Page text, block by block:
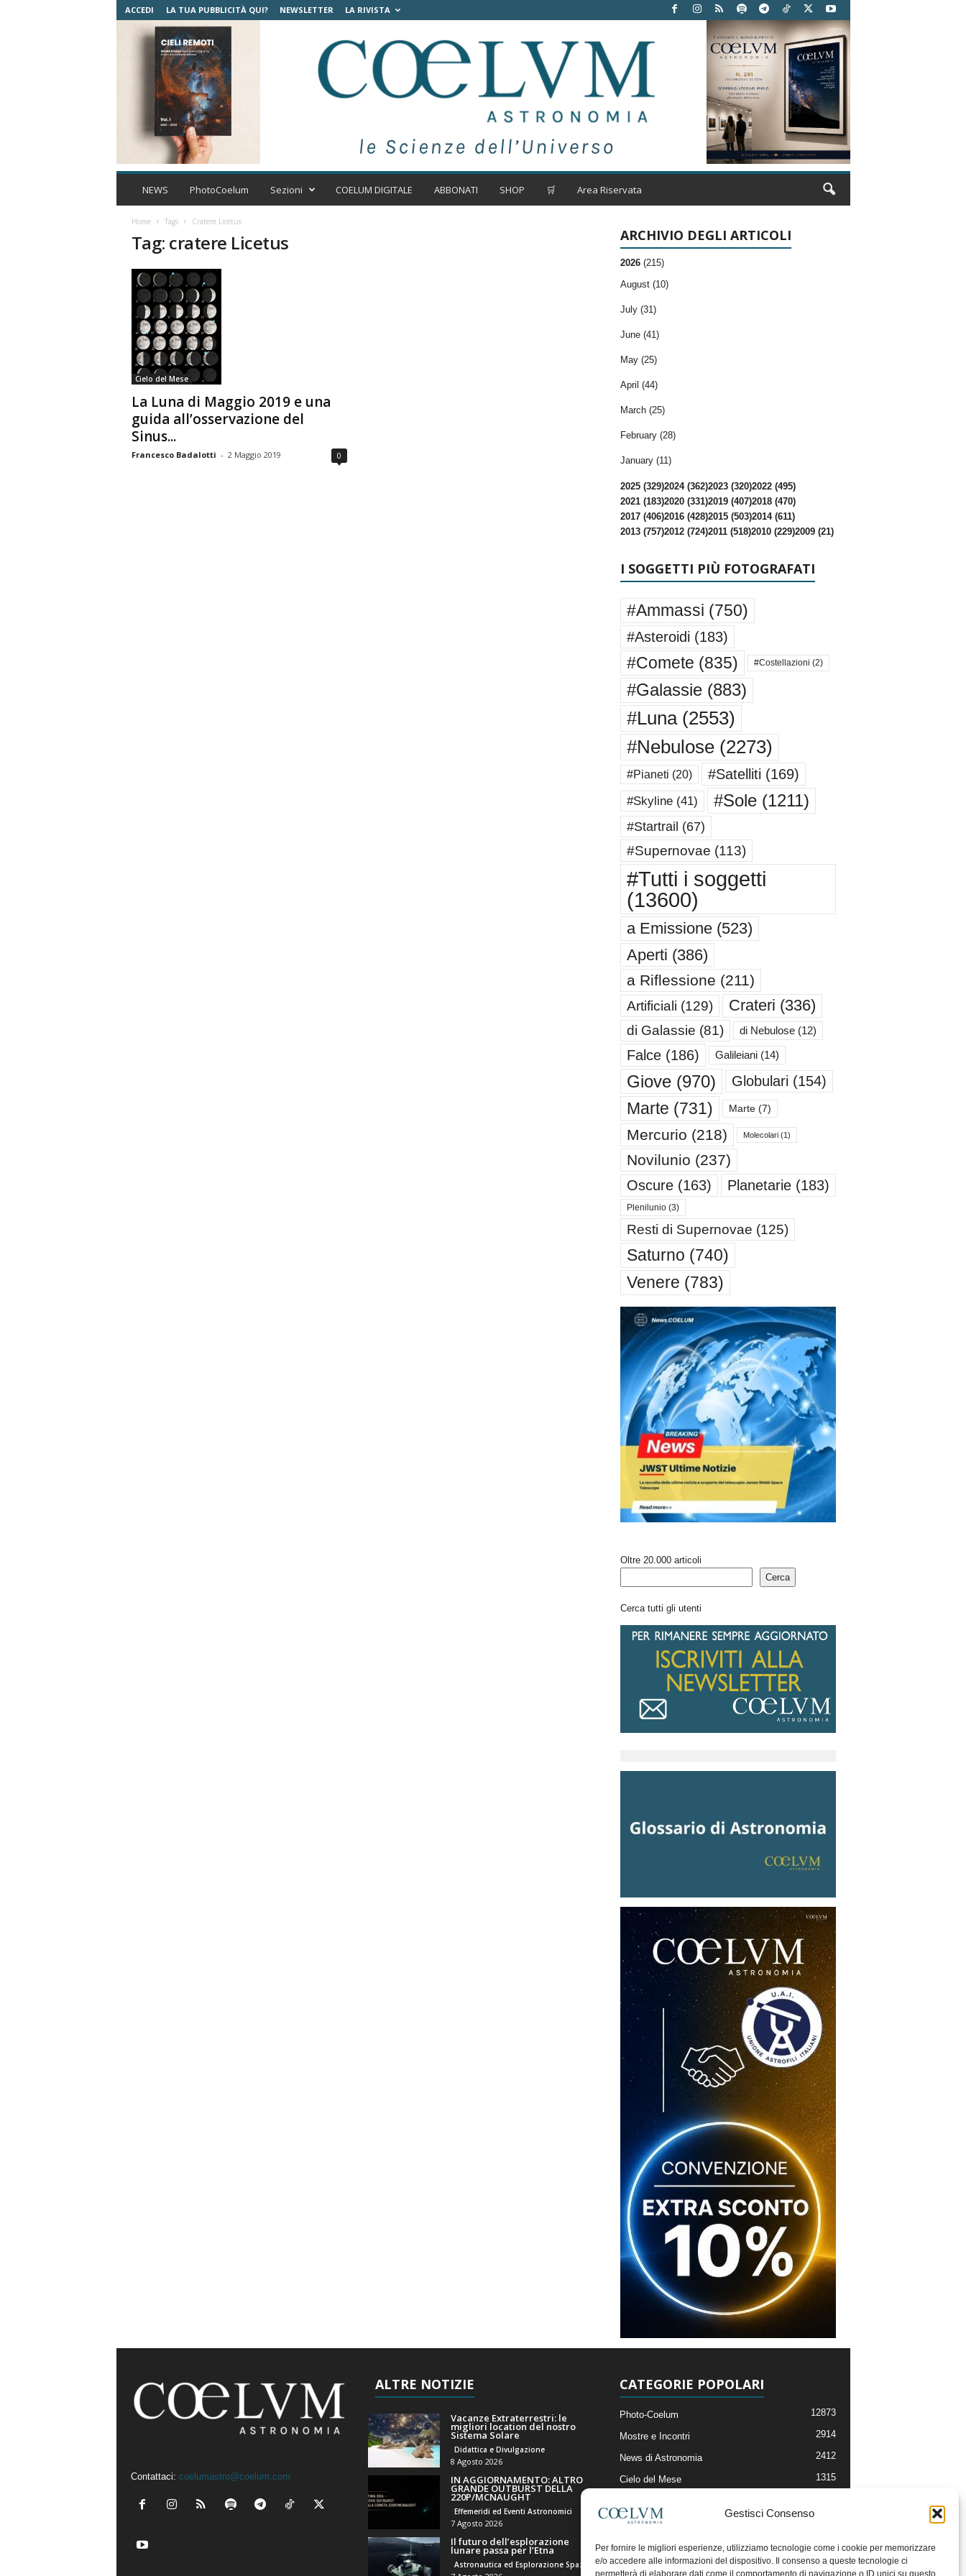
Gestisci Consenso
Per fornire le migliori esperienze, utilizziamo tecnologie come i cookie per memorizzare
e/o accedere alle informazioni del dispositivo. Il consenso a queste tecnologie ci
permetterà di elaborare dati come il comportamento di navigazione o ID unici su questo
ACCEDI LA TUA PUBBLICITÀ QUI? NEWSLETTER LA RIVISTA
C
m
a
NEWS PhotoCoelum Sezioni COELUM DIGITALE ABBONATI SHOP 🛒 Area Riservata
Home Tags Cratere Licetus
Tag: cratere Licetus
Cielo del Mese
La Luna di Maggio 2019 e una
guida all’osservazione del
Sinus...
Francesco Badalotti - 2 Maggio 2019 0
ARCHIVIO DEGLI ARTICOLI
2026 (215)
August (10)
July (31)
June (41)
May (25)
April (44)
March (25)
February (28)
January (11)
2025 (329)2024 (362)2023 (320)2022 (495)
2021 (183)2020 (331)2019 (407)2018 (470)
2017 (406)2016 (428)2015 (503)2014 (611)
2013 (757)2012 (724)2011 (518)2010 (229)2009 (21)
I SOGGETTI PIÙ FOTOGRAFATI
#Ammassi (750)
#Asteroidi (183)
#Comete (835) #Costellazioni (2)
#Galassie(883)
#Luna(2553)
#Nebulose(2273)
#Pianeti (20) #Satelliti (169)
#Skyline(41) #Sole(1211)
#Startrail (67)
#Supernovae (113)
#Tutti i soggetti
(13600)
a Emissione(523)
Aperti (386)
a Riflessione (211)
Artificiali (129) Crateri (336)
di Galassie (81) di Nebulose(12)
Falce(186) Galileiani(14)
Giove(970) Globulari (154)
Marte (731) Marte(7)
Mercurio (218) Molecolari(1)
Novilunio (237)
Oscure(163) Planetarie(183)
Plenilunio(3)
Resti di Supernovae (125)
Saturno (740)
Venere (783)
Oltre 20.000 articoli
Cerca
Cerca tutti gli utenti
Contattaci: coelumastro@coelum.com
ALTRE NOTIZIE
Vacanze Extraterrestri: le
migliori location del nostro
Sistema Solare
Didattica e Divulgazione
8 Agosto 2026
IN AGGIORNAMENTO: ALTRO
GRANDE OUTBURST DELLA
220P/MCNAUGHT
Effemeridi ed Eventi Astronomici
7 Agosto 2026
Il futuro dell’esplorazione
lunare passa per l’Etna
CATEGORIE POPOLARI
Photo-Coelum 12873
Mostre e Incontri 2914
News di Astronomia 2412
Cielo del Mese 1315
Articoli e Risorse On-Line
Il Blog della Redazione